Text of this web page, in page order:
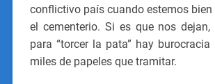
conflictivo país cuando estemos bien
el cementerio. Si es que nos dejan,
para “torcer la pata” hay
miles de papeles que tramitar.